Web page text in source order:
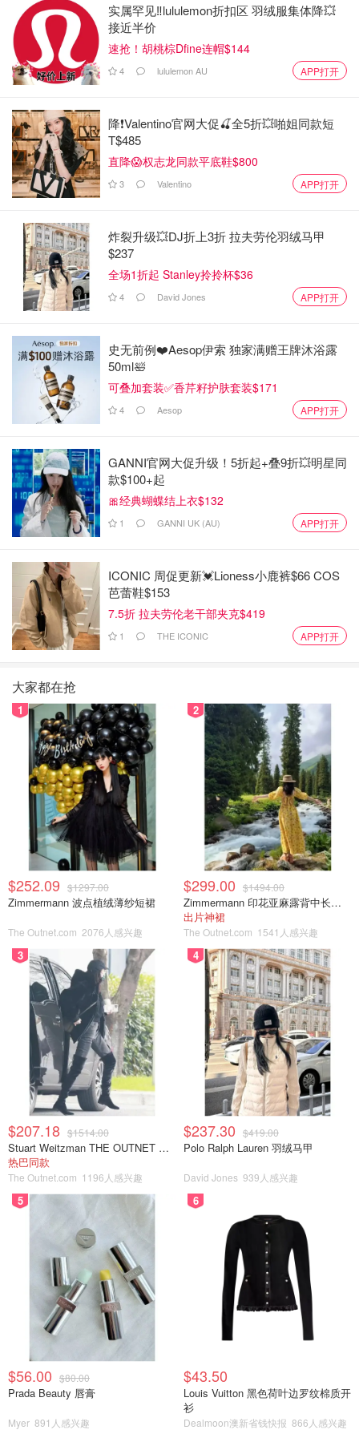
实属罕见‼️lululemon折扣区 羽绒服集体降💥
接近半价
速抢！胡桃棕Dfine连帽$144
4 lululemon AU APP打开
降❗Valentino官网大促🍒全5折💥啪姐同款短
T$485
直降😱权志龙同款平底鞋$800
3 Valentino APP打开
炸裂升级💥DJ折上3折 拉夫劳伦羽绒马甲
$237
全场1折起 Stanley拎拎杯$36
4 David Jones APP打开
史无前例❤️Aesop伊索 独家满赠王牌沐浴露
50ml🛀
可叠加套装✅香芹籽护肤套装$171
4 Aesop APP打开
GANNI官网大促升级！5折起+叠9折💥明星同
款$100+起
🎀经典蝴蝶结上衣$132
1 GANNI UK (AU) APP打开
ICONIC 周促更新💓Lioness小鹿裤$66 COS
芭蕾鞋$153
7.5折 拉夫劳伦老干部夹克$419
1 THE ICONIC APP打开
大家都在抢
1
$252.09 $1297.00
Zimmermann 波点植绒薄纱短裙
The Outnet.com 2076人感兴趣
2
$299.00 $1494.00
Zimmermann 印花亚麻露背中长连衣裙
出片神裙
The Outnet.com 1541人感兴趣
3
$207.18 $1514.00
Stuart Weitzman THE OUTNET 麂皮过膝靴 黑色
热巴同款
The Outnet.com 1196人感兴趣
4
$237.30 $419.00
Polo Ralph Lauren 羽绒马甲
David Jones 939人感兴趣
5
$56.00 $80.00
Prada Beauty 唇膏
Myer 891人感兴趣
6
$43.50
Louis Vuitton 黑色荷叶边罗纹棉质开
衫
Dealmoon澳新省钱快报 866人感兴趣